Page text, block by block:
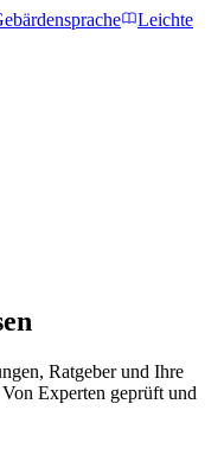
Leichte
Ratgeber und Ihre
Experten geprüft und